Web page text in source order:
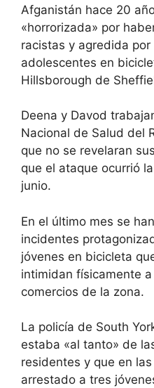
Afganistán hace 20
«horrorizada» por
racistas y agredida por
adolescentes en
Hillsborough de
Deena y Davod
Nacional de Salud del
que no se revelaran
que el ataque ocurrió
junio.
En el último mes se
incidentes
jóvenes en bicicleta
intimidan físicamente
comercios de la zona.
La policía de South
estaba «al tanto» de
residentes y que en
arrestado a tres